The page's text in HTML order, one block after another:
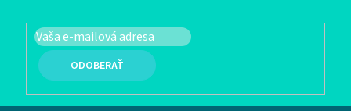
PRIHLÁSIŤ SA